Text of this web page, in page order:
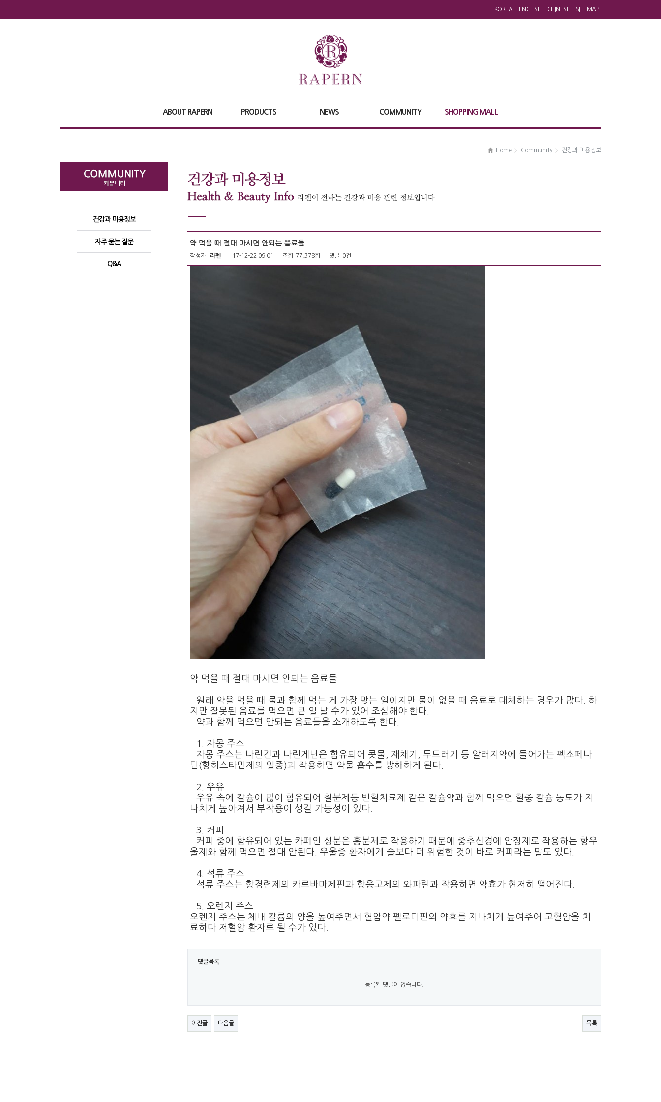
KOREA ENGLISH CHINESE SITEMAP
ABOUT RAPERN PRODUCTS NEWS COMMUNITY SHOPPING MALL
Home Community 건강과 미용정보
건강과 미용정보
자주 묻는 질문
Q&A
약 먹을 때 절대 마시면 안되는 음료들
작성자 라펜 17-12-22 09:01 조회 77,378회 댓글 0건
약 먹을 때 절대 마시면 안되는 음료들
원래 약을 먹을 때 물과 함께 먹는 게 가장 맞는 일이지만 물이 없을 때 음료로 대체하는 경우가 많다
하
지만 잘못된 음료를 먹으면 큰 일 날 수가 있어 조심해야 한다
약과 함께 먹으면 안되는 음료들을 소개하도록 한다
1. 자몽 주스
자몽 주스는 나린긴과 나린게닌은 함유되어 콧물
재채기 ,두드러기 등 알러지약에 들어가는 펙소페나
딘 (항히스타민제의 일종)과 작용하면 약물 흡수를 방해하게 된다
2.우유
우유 속에 칼슘이 많이 함유되어 철분제등 빈혈치료제 같은 칼슘약과 함께 먹으면 혈중 칼슘 농도가 지
나치게 높아져서 부작용이 생길 가능성이 있다
3. 커피
커피 중에 함유되어 있는 카페인 성분은 흥분제로 작용하기 때문에 중추신경에 안정제로 작용하는 항우
울제와 함께 먹으면 절대 안된다 우울증 환자에게 술보다 더 위험한 것이 바로 커피라는 말도 있다
4. 석류 주스
석류 주스는 항경련제의 카르바마제핀과 항응고제의 와파린과 작용하면 약효가 현저히 떨어진다
5.오렌지 주스
오렌지 주스는 체내 칼륨의 양을 높여주면서 혈압약 펠로디핀의 약효를 지나치게 높여주어 고혈암을 치
료하다 저혈암 환자로 될 수가 있다
댓글목록
등록된 댓글이 없습니다.
이전글 다음글 목록